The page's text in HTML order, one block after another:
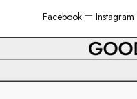
Instagram
Facebook